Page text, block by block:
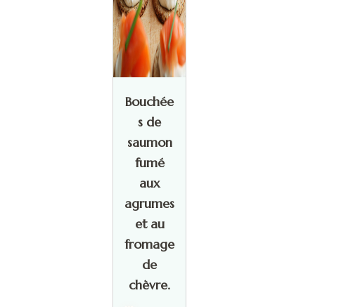
Bouchée
s de
saumon
fumé
aux
agrumes
et au
fromage
de
chèvre.